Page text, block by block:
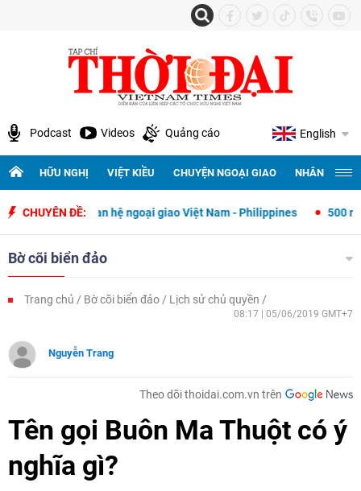
Podcast Videos Quảng cáo English
HỮU NGHỊ VIỆT KIỀU CHUYỆN NGOẠI GIAO NHÂN
CHUYÊN ĐỀ:
hệ ngoại giao Việt Nam - Philippines 500 ngày đêm tìm
Bờ cõi biển đảo
Trang chủ Bờ cõi biển đảo Lịch sử chủ quyền
08:17 | 05/06/2019 GMT+7
Nguyễn Trang
Theo dõi thoidai.com.vn trên
Tên gọi Buôn Ma Thuột có ý
nghĩa gì?